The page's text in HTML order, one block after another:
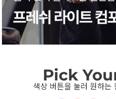
Pick
색상 버튼을 눌러 원하는